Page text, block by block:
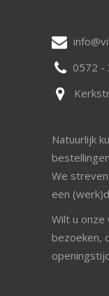
0572 -
Natuurlijk
We
een
Wilt u onze
bezoeken,